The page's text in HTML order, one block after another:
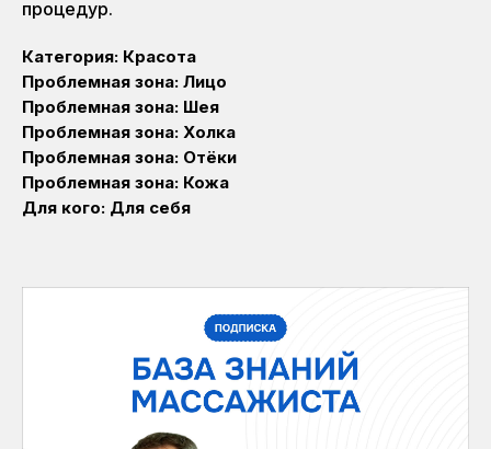
процедур.
Категория: Красота
Проблемная зона: Лицо
Проблемная зона: Шея
Проблемная зона: Холка
Проблемная зона: Отёки
Проблемная зона: Кожа
Для кого: Для себя